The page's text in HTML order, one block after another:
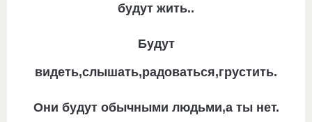
будут жить..
Будут
видеть,слышать,радоваться,грустить.
Они будут обычными людьми,а ты нет.